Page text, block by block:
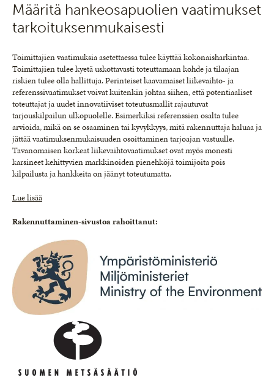
Määritä hankeosapuolien vaatimukset
tarkoituksenmukaisesti
Toimittajien vaatimuksia asetettaessa tulee käyttää kokonaisharkintaa.
Toimittajien tulee kyetä uskottavasti toteuttamaan kohde ja tilaajan
riskien tulee olla hallittuja. Perinteiset kaavamaiset liikevaihto- ja
referenssivaatimukset voivat kuitenkin johtaa siihen, että potentiaaliset
toteuttajat ja uudet innovatiiviset toteutusmallit rajautuvat
tarjouskilpailun ulkopuolelle. Esimerkiksi referenssien osalta tulee
arvioida, mikä on se osaaminen tai kyvykkyys, mitä rakennuttaja haluaa ja
jättää vaatimuksenmukaisuuden osoittaminen tarjoajan vastuulle.
Tavanomaisen korkeat liikevaihtovaatimukset ovat myös monesti
karsineet kehittyvien markkinoiden pienehköjä toimijoita pois
kilpailusta ja hankkeita on jäänyt toteutumatta.
Lue lisää
Rakennuttaminen-sivustoa rahoittanut: